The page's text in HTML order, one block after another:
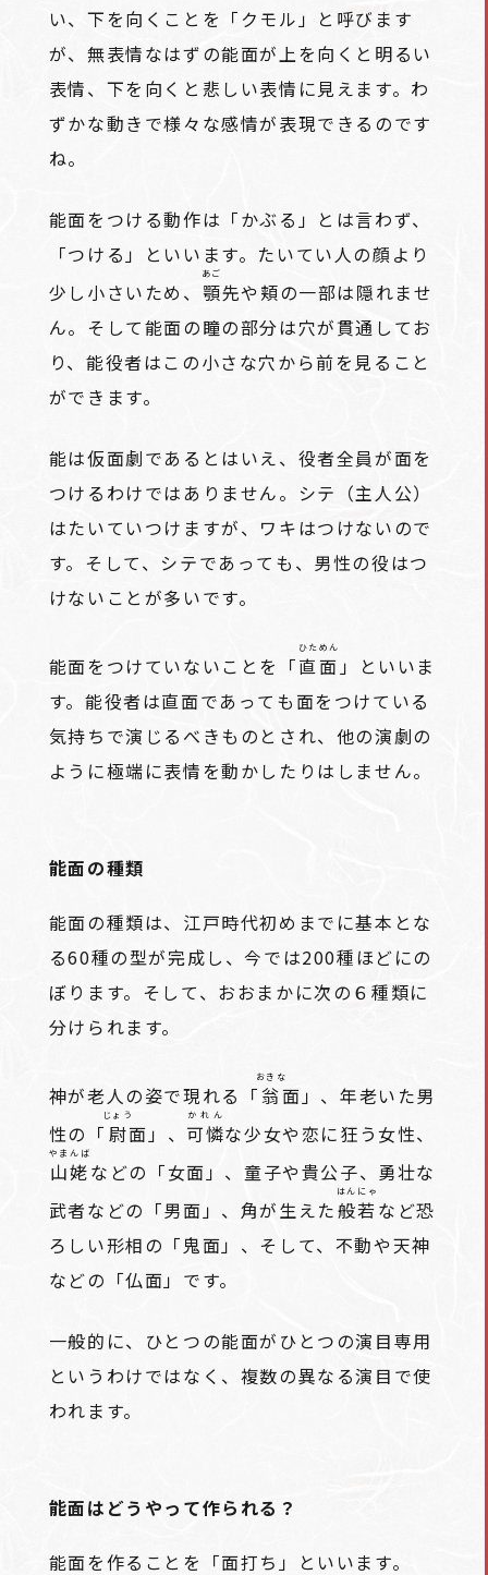
い、下を向くことを「クモル」と呼びます
が、無表情なはずの能面が上を向くと明るい
表情、下を向くと悲しい表情に見えます。わ
ずかな動きで様々な感情が表現できるのです
ね。
能面をつける動作は「かぶる」とは言わず、
「つける」といいます。たいてい人の顔より
少し小さいため、 顎
あご
先や頬の一部は隠れませ
ん。そして能面の瞳の部分は穴が貫通してお
り、能役者はこの小さな穴から前を見ること
ができます。
能は仮面劇であるとはいえ、役者全員が面を
つけるわけではありません。シテ（主人公）
はたいていつけますが、ワキはつけないので
す。そして、シテであっても、男性の役はつ
けないことが多いです。
能面をつけていないことを「直面
ひためん
」といいま
す。能役者は直面であっても面をつけている
気持ちで演じるべきものとされ、他の演劇の
ように極端に表情を動かしたりはしません。
能面の種類
能面の種類は、江戸時代初めまでに基本とな
る60種の型が完成し、今では200種ほどにの
ぼります。そして、おおまかに次の６種類に
分けられます。
神が老人の姿で現れる「翁
おきな
面」、年老いた男
性の「 尉
じょう
面」、 可憐
かれん
な少女や恋に狂う女性、
山姥
やまんば
などの「女面」、童子や貴公子、勇壮な
武者などの「男面」、角が生えた般若
はんにゃ
など恐
ろしい形相の「鬼面」、そして、不動や天神
などの「仏面」です。
一般的に、ひとつの能面がひとつの演目専用
というわけではなく、複数の異なる演目で使
われます。
能面はどうやって作られる？
能面を作ることを「面打ち」といいます。